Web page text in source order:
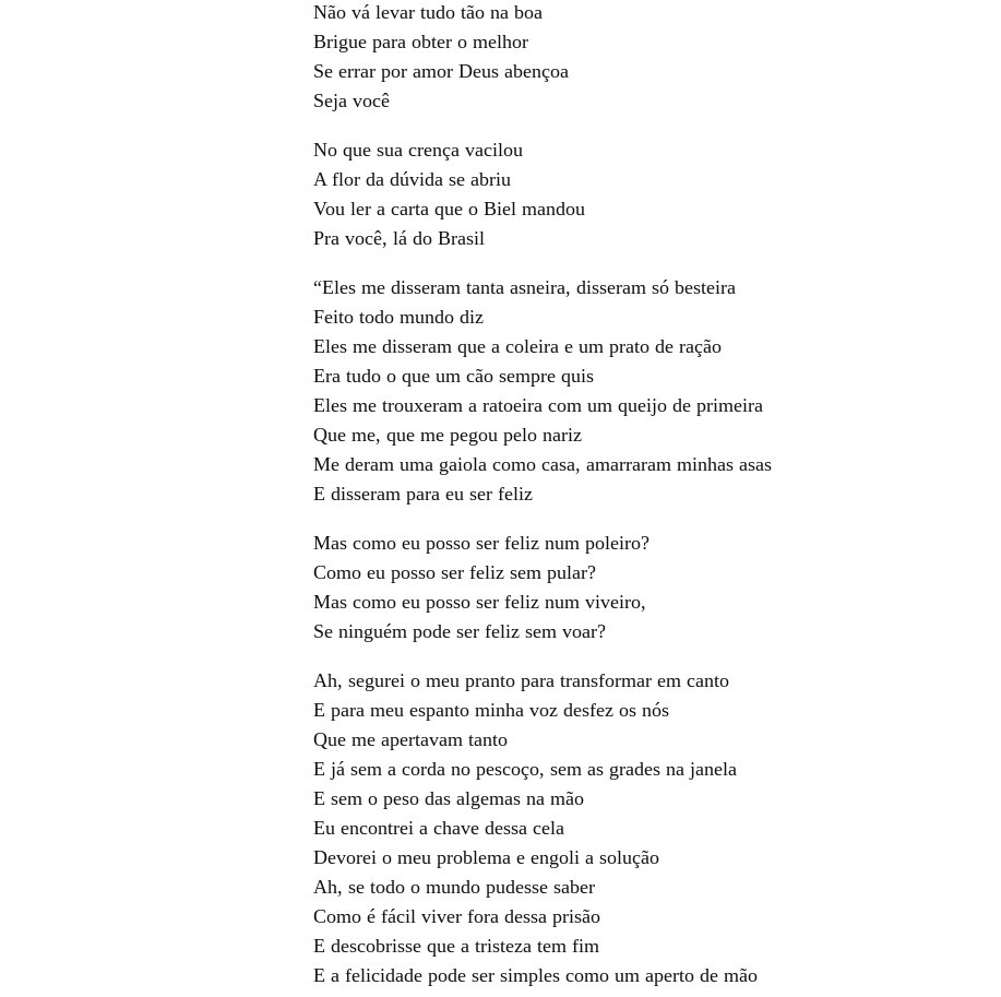
Não vá levar tudo tão na boa
Brigue para obter o melhor
Se errar por amor Deus abençoa
Seja você
No que sua crença vacilou
A flor da dúvida se abriu
Vou ler a carta que o Biel mandou
Pra você, lá do Brasil
“Eles me disseram tanta asneira, disseram só besteira
Feito todo mundo diz
Eles me disseram que a coleira e um prato de ração
Era tudo o que um cão sempre quis
Eles me trouxeram a ratoeira com um queijo de primeira
Que me, que me pegou pelo nariz
Me deram uma gaiola como casa, amarraram minhas asas
E disseram para eu ser feliz
Mas como eu posso ser feliz num poleiro?
Como eu posso ser feliz sem pular?
Mas como eu posso ser feliz num viveiro,
Se ninguém pode ser feliz sem voar?
Ah, segurei o meu pranto para transformar em canto
E para meu espanto minha voz desfez os nós
Que me apertavam tanto
E já sem a corda no pescoço, sem as grades na janela
E sem o peso das algemas na mão
Eu encontrei a chave dessa cela
Devorei o meu problema e engoli a solução
Ah, se todo o mundo pudesse saber
Como é fácil viver fora dessa prisão
E descobrisse que a tristeza tem fim
E a felicidade pode ser simples como um aperto de mão